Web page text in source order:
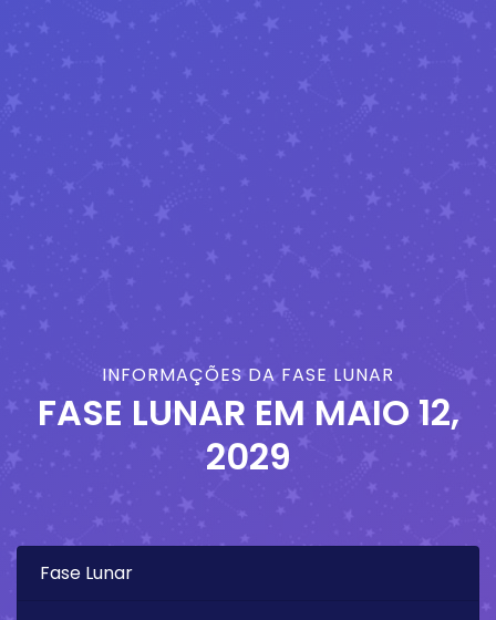
INFORMAÇÕES DA FASE LUNAR
FASE LUNAR EM MAIO 12,
2029
Fase Lunar